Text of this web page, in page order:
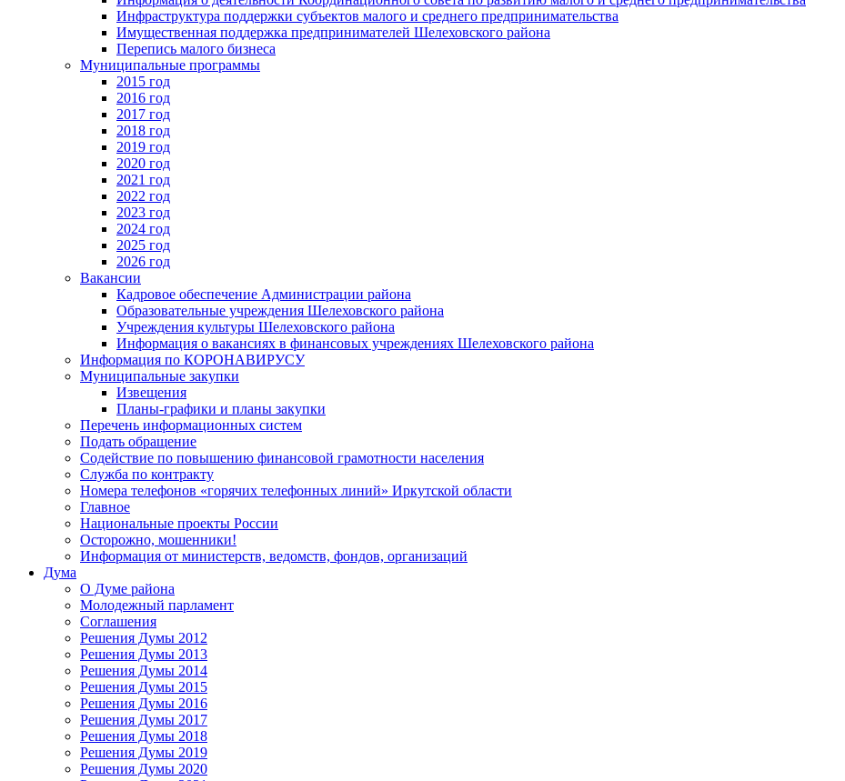
Инфраструктура поддержки субъектов малого и среднего предпринимательства
Имущественная поддержка предпринимателей Шелеховского района
Перепись малого бизнеса
Муниципальные программы
2015 год
2016 год
2017 год
2018 год
2019 год
2020 год
2021 год
2022 год
2023 год
2024 год
2025 год
2026 год
Вакансии
Кадровое обеспечение Администрации района
Образовательные учреждения Шелеховского района
Учреждения культуры Шелеховского района
Информация о вакансиях в финансовых учреждениях Шелеховского района
Информация по КОРОНАВИРУСУ
Муниципальные закупки
Извещения
Планы-графики и планы закупки
Перечень информационных систем
Подать обращение
Содействие по повышению финансовой грамотности населения
Служба по контракту
Номера телефонов «горячих телефонных линий» Иркутской области
Главное
Национальные проекты России
Осторожно, мошенники!
Информация от министерств, ведомств, фондов, организаций
Дума
О Думе района
Молодежный парламент
Соглашения
Решения Думы 2012
Решения Думы 2013
Решения Думы 2014
Решения Думы 2015
Решения Думы 2016
Решения Думы 2017
Решения Думы 2018
Решения Думы 2019
Решения Думы 2020